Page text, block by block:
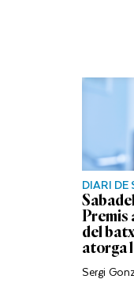
DIARI DE
Premis
del
atorga
Sergi